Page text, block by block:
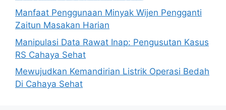
Manfaat Penggunaan Minyak Wijen Pengganti
Zaitun Masakan Harian
Manipulasi Data Rawat Inap: Pengusutan Kasus
RS Cahaya Sehat
Mewujudkan Kemandirian Listrik Operasi Bedah
Di Cahaya Sehat